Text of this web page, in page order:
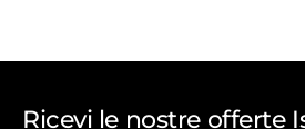
Ricevi le nostre offerte